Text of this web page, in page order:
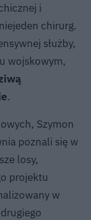
i
chirurg.
służby,
wojskowym,
.
Szymon
poznali się w
losy,
projektu
w